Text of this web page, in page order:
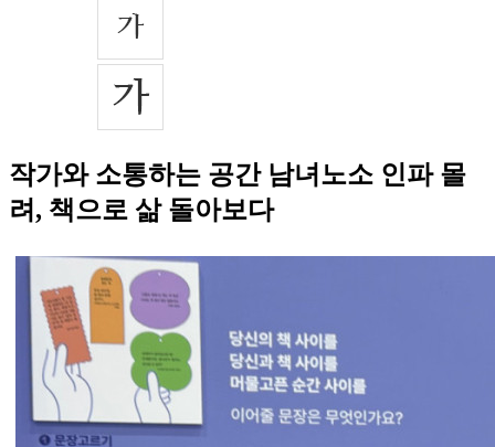
작가와 소통하는 공간 남녀노소 인파 몰
려, 책으로 삶 돌아보다